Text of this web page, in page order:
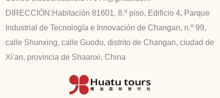
DIRECCIÓN: Habitación 81601, 8.º piso, Edificio 4, Parque
Industrial de Tecnología e Innovación de Changan, n.º 99,
calle Shunxing, calle Guodu, distrito de Changan, ciudad de
Xi'an, provincia de Shaanxi, China